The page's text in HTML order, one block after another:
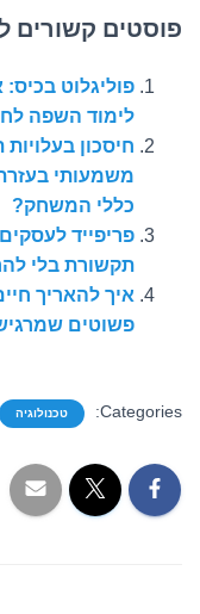
פוסטים קשורים
פוליגלוט
לימוד השפה
חיסכון
כללי המשחק?
פריפייד
תקשורת בלי
פשוטים
Categories: טכנולוגיה